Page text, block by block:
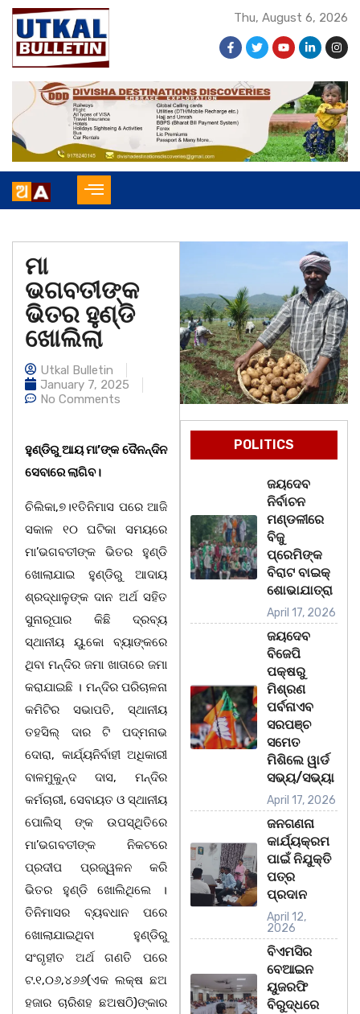
Thu, August 6, 2026
ମା
ଭଗବତୀଙ୍କ
ଭିତର ହୁଣ୍ଡି
ଖୋଲିଲା
Utkal Bulletin
January 7, 2025
No Comments
ହୁଣ୍ଡିରୁ ଆୟ ମା’ଙ୍କ ଦୈନନ୍ଦିନ
ସେବାରେ ଲାଗିବ।
ଚିଲିକା,୭।୧ତିନିମାସ ପରେ ଆଜି
ସକାଳ ୧୦ ଘଟିକା ସମୟରେ
ମା’ଭଗବତୀଙ୍କ ଭିତର ହୁଣ୍ଡି
ଖୋଲାଯାଇ ହୁଣ୍ଡିରୁ ଆଦାୟ
ଶ୍ରଦ୍ଧାଳୁଙ୍କ ଦାନ ଅର୍ଥ ସହିତ
ସୁନାରୂପାର କିଛି ଦ୍ରବ୍ୟ
ସ୍ଥାନୀୟ ୟୁ.କୋ ବ୍ୟାଙ୍କରେ
ଥିବା ମନ୍ଦିର ଜମା ଖାତାରେ ଜମା
କରାଯାଇଛି । ମନ୍ଦିର ପରିଚାଳନା
କମିଟିର ସଭାପତି, ସ୍ଥାନୀୟ
ତହସିଲ୍ ଦାର ଟି ପଦ୍ମନାଭ
ଦୋରା, କାର୍ଯ୍ୟନିର୍ବାହୀ ଅଧିକାରୀ
ବାଳମୁକୁନ୍ଦ ଦାସ, ମନ୍ଦିର
କର୍ମଚାରୀ, ସେବାୟତ ଓ ସ୍ଥାନୀୟ
ପୋଲିସ୍ ଙ୍କ ଉପସ୍ଥିତିରେ
ମା’ଭଗବତୀଙ୍କ ନିକଟରେ
ପ୍ରଦୀପ ପ୍ରଜ୍ୱଳନ କରି
ଭିତର ହୁଣ୍ଡି ଖୋଲିଥିଲେ ।
ତିନିମାସର ବ୍ୟବଧାନ ପରେ
ଖୋଲାଯାଇଥିବା ହୁଣ୍ଡିରୁ
ସଂଗୃହୀତ ଅର୍ଥ ଗଣତି ପରେ
ଟ.୧,୦୬,୪୬୬(ଏକ ଲକ୍ଷ ଛଅ
ହଜାର ଚାରିଶହ ଛଅଷଠି)ଙ୍କାର
POLITICS
ଜୟଦେବ
ନିର୍ବାଚନ
ମଣ୍ଡଳୀରେ
ବିଜୁ
ପ୍ରେମିଙ୍କ
ବିରାଟ ବାଇକ୍
ଶୋଭାଯାତ୍ରା
April 17, 2026
ଜୟଦେବ
ବିଜେପି
ପକ୍ଷରୁ
ମିଶ୍ରଣ
ପର୍ବନାଏବ
ସରପଞ୍ଚ
ସମେତ
ମିଶିଲେ ୱାର୍ଡ
ସଭ୍ୟ/ସଭ୍ୟା
April 17, 2026
ଜନଗଣନା
କାର୍ଯ୍ୟକ୍ରମ
ପାଇଁ ନିଯୁକ୍ତି
ପତ୍ର
ପ୍ରଦାନ
April 12,
2026
ବିଏମସିର
ବେଆଇନ
ୟୁଜରଫି
ବିରୁଦ୍ଧରେ